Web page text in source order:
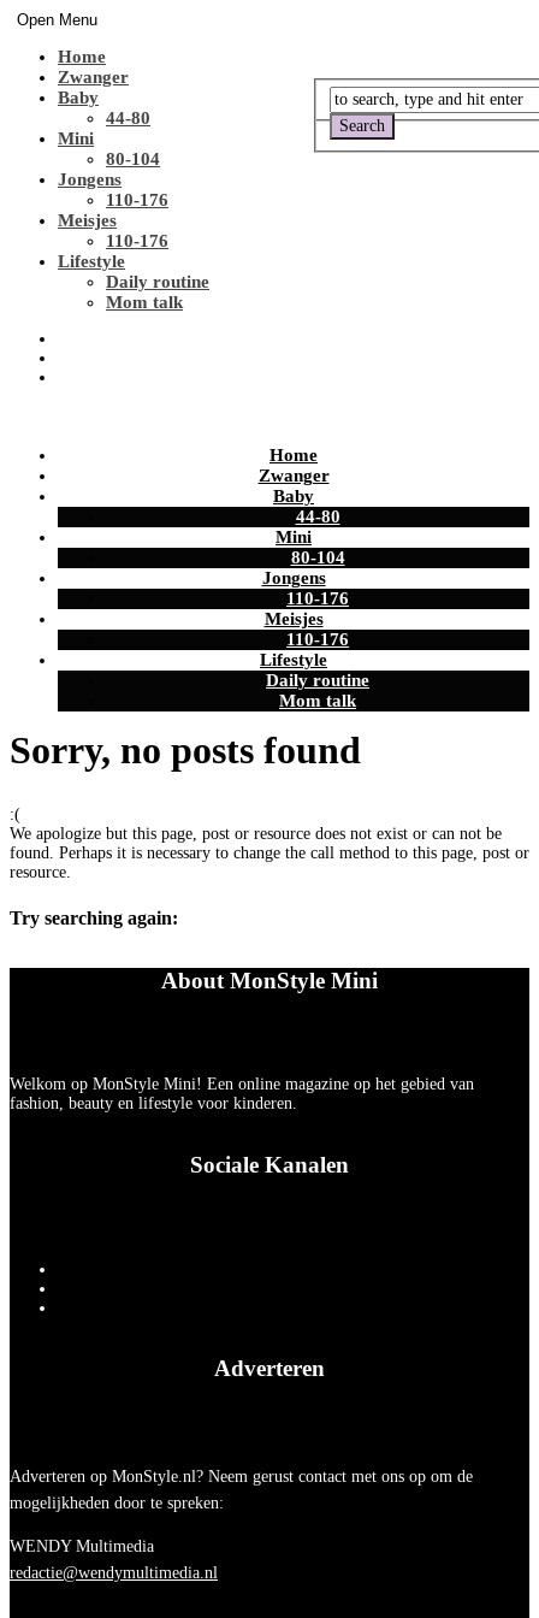
Open Menu
Home
Zwanger
Baby
44-80
Mini
80-104
Jongens
110-176
Meisjes
110-176
Lifestyle
Daily routine
Mom talk
Home
Zwanger
Baby
44-80
Mini
80-104
Jongens
110-176
Meisjes
110-176
Lifestyle
Daily routine
Mom talk
Sorry, no posts found
:(
We apologize but this page, post or resource does not exist or can not be
found. Perhaps it is necessary to change the call method to this page, post or
resource.
Try searching again:
About MonStyle Mini
Welkom op MonStyle Mini! Een online magazine op het gebied van
fashion, beauty en lifestyle voor kinderen.
Sociale Kanalen
Adverteren
Adverteren op MonStyle.nl? Neem gerust contact met ons op om de
mogelijkheden door te spreken:
WENDY Multimedia
redactie@wendymultimedia.nl